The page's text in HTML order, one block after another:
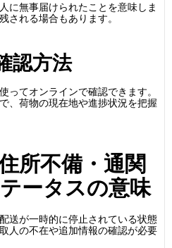
に無事届けられたことを意味しま
される場合もあります。
認方法
ってオンラインで確認できます。
、荷物の現在地や進捗状況を把握
所不備・通関
ータスの意味
送が一時的に停止されている状態
人の不在や追加情報の確認が必要